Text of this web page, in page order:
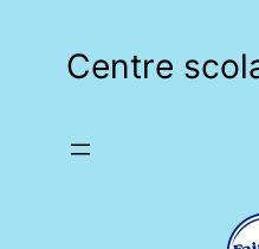
Centre